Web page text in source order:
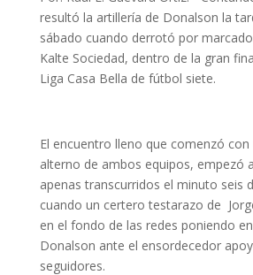
resultó la artillería de Donalson la
sábado cuando derrotó por
Kalte Sociedad, dentro de la gran
Liga Casa Bella de fútbol siete.
El encuentro lleno que comenzó
alterno de ambos equipos, empezó
apenas transcurridos el minuto seis
cuando un certero testarazo de
en el fondo de las redes poniendo
Donalson ante el ensordecedor
seguidores.